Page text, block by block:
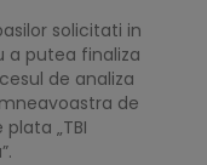
solicitati in
a putea finaliza
de analiza
de
„TBI